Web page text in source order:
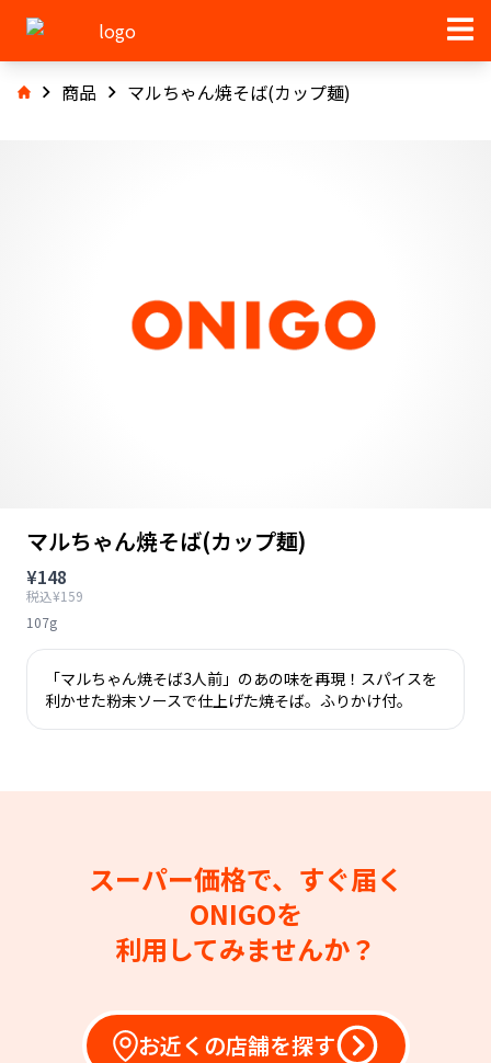
商品 マルちゃん焼そば(カップ麺)
マルちゃん焼そば(カップ麺)
¥148
税込¥159
107g
「マルちゃん焼そば3人前」のあの味を再現！スパイスを
利かせた粉末ソースで仕上げた焼そば。ふりかけ付。
スーパー価格で、すぐ届く
ONIGOを
利用してみませんか？
お近くの店舗を探す